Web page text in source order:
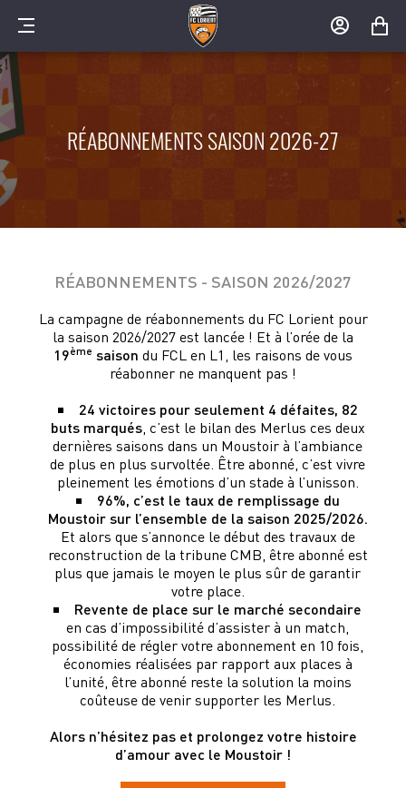
MENU MON MON
RÉABONNEMENTS SAISON 2026-27
RÉABONNEMENTS - SAISON 2026/2027
La campagne de réabonnements du FC Lorient pour
la saison 2026/2027 est lancée ! Et à l’orée de la
19ème saison du FCL en L1, les raisons de vous
réabonner ne manquent pas !
24 victoires pour seulement 4 défaites, 82
buts marqués, c’est le bilan des Merlus ces deux
dernières saisons dans un Moustoir à l’ambiance
de plus en plus survoltée. Être abonné, c’est vivre
pleinement les émotions d’un stade à l’unisson.
96%, c’est le taux de remplissage du
Moustoir sur l’ensemble de la saison 2025/2026.
Et alors que s’annonce le début des travaux de
reconstruction de la tribune CMB, être abonné est
plus que jamais le moyen le plus sûr de garantir
votre place.
Revente de place sur le marché secondaire
en cas d’impossibilité d’assister à un match,
possibilité de régler votre abonnement en 10 fois,
économies réalisées par rapport aux places à
l’unité, être abonné reste la solution la moins
coûteuse de venir supporter les Merlus.
Alors n’hésitez pas et prolongez votre histoire
d’amour avec le Moustoir !